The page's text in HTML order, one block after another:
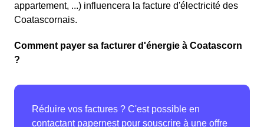
appartement, ...) influencera la facture d'électricité des
Coatascornais.
Comment payer sa facturer d'énergie à Coatascorn
?